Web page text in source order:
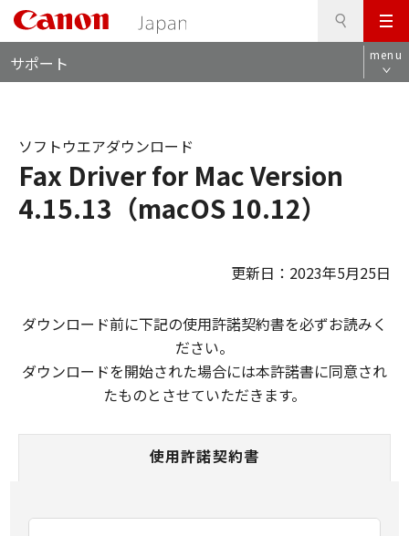
メ
ニ
ュ
サポート menu
Fax Driver for Mac Version
4.15.13（macOS 10.12）
ソフトウエアダウンロード
更新日：2023年5月25日
ダウンロード前に下記の使用許諾契約書を必ずお読みく
ださい。
ダウンロードを開始された場合には本許諾書に同意され
たものとさせていただきます。
使用許諾契約書